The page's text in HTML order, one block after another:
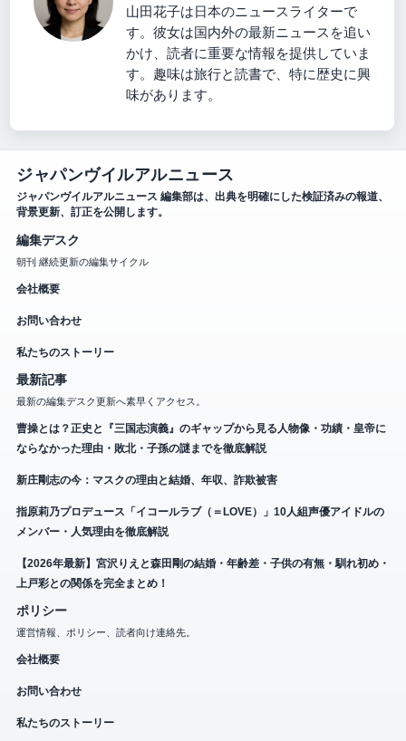
山田花子は日本のニュースライターで
す。彼女は国内外の最新ニュースを追い
かけ、読者に重要な情報を提供していま
す。趣味は旅行と読書で、特に歴史に興
味があります。
ジャパンヴイルアルニュース
ジャパンヴイルアルニュース 編集部は、出典を明確にした検証済みの報道、
背景更新、訂正を公開します。
編集デスク
朝刊 継続更新の編集サイクル
会社概要
お問い合わせ
私たちのストーリー
最新記事
最新の編集デスク更新へ素早くアクセス。
曹操とは？正史と『三国志演義』のギャップから見る人物像・功績・皇帝に
ならなかった理由・敗北・子孫の謎までを徹底解説
新庄剛志の今：マスクの理由と結婚、年収、詐欺被害
指原莉乃プロデュース「イコールラブ（＝LOVE）」10人組声優アイドルの
メンバー・人気理由を徹底解説
【2026年最新】宮沢りえと森田剛の結婚・年齢差・子供の有無・馴れ初め・
上戸彩との関係を完全まとめ！
ポリシー
運営情報、ポリシー、読者向け連絡先。
会社概要
お問い合わせ
私たちのストーリー